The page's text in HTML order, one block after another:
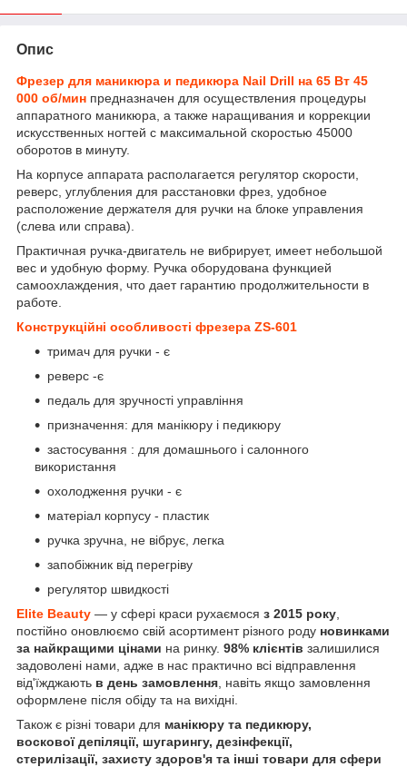
Опис
Фрезер для маникюра и педикюра Nail Drill на 65 Вт 45
000 об/мин предназначен для осуществления процедуры
аппаратного маникюра, а также наращивания и коррекции
искусственных ногтей с максимальной скоростью 45000
оборотов в минуту.
На корпусе аппарата располагается регулятор скорости,
реверс, углубления для расстановки фрез, удобное
расположение держателя для ручки на блоке управления
(слева или справа).
Практичная ручка-двигатель не вибрирует, имеет небольшой
вес и удобную форму. Ручка оборудована функцией
самоохлаждения, что дает гарантию продолжительности в
работе.
Конструкційні особливості фрезера ZS-601
тримач для ручки - є
реверс -є
педаль для зручності управління
призначення: для манікюру і педикюру
застосування : для домашнього і салонного
використання
охолодження ручки - є
матеріал корпусу - пластик
ручка зручна, не вібрує, легка
запобіжник від перегріву
регулятор швидкості
Elite Beauty — у сфері краси рухаємося з 2015 року
постійно оновлюємо свій асортимент різного роду новинками
за найкращими цінами на ринку. 98% клієнтів залишилися
задоволені нами, адже в нас практично всі відправлення
від'їжджають в день замовлення , навіть якщо замовлення
оформлене після обіду та на вихідні.
Також є різні товари для манікюру та педикюру,
воскової депіляції, шугарингу, дезінфекції,
стерилізації, захисту здоров'я та інші товари для сфери